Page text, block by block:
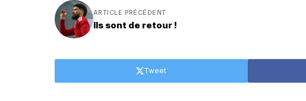
ARTICLE PRÉCÉDENT
Ils sont de retour !
Tweet